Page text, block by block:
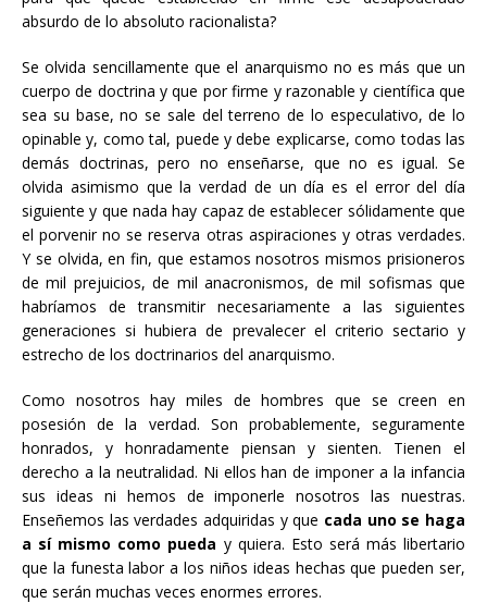
absurdo de lo absoluto racionalista?
Se olvida sencillamente que el anarquismo no es más que un
cuerpo de doctrina y que por firme y razonable y científica que
sea su base, no se sale del terreno de lo especulativo, de lo
opinable y, como tal, puede y debe explicarse, como todas las
demás doctrinas, pero no enseñarse, que no es igual. Se
olvida asimismo que la verdad de un día es el error del día
siguiente y que nada hay capaz de establecer sólidamente que
el porvenir no se reserva otras aspiraciones y otras verdades.
Y se olvida, en fin, que estamos nosotros mismos prisioneros
de mil prejuicios, de mil anacronismos, de mil sofismas que
habríamos de transmitir necesariamente a las siguientes
generaciones si hubiera de prevalecer el criterio sectario y
estrecho de los doctrinarios del anarquismo.
Como nosotros hay miles de hombres que se creen en
posesión de la verdad. Son probablemente, seguramente
honrados, y honradamente piensan y sienten. Tienen el
derecho a la neutralidad. Ni ellos han de imponer a la infancia
sus ideas ni hemos de imponerle nosotros las nuestras.
Enseñemos las verdades adquiridas y que cada uno se haga
a sí mismo como pueda y quiera. Esto será más libertario
que la funesta labor a los niños ideas hechas que pueden ser,
que serán muchas veces enormes errores.